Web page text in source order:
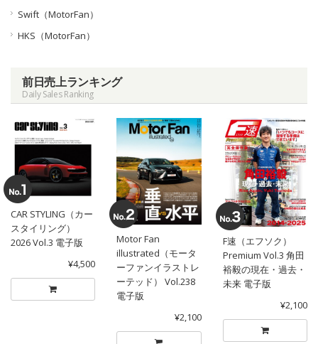
Swift（MotorFan）
HKS（MotorFan）
前日売上ランキング
Daily Sales Ranking
CAR STYLING（カー
スタイリング）
2026 Vol.3 電子版
¥4,500
Motor Fan
illustrated（モータ
ーファンイラストレ
ーテッド） Vol.238
電子版
¥2,100
F速（エフソク）
Premium Vol.3 角田
裕毅の現在・過去・
未来 電子版
¥2,100